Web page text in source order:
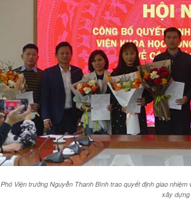
Phó Viện trưởng Nguyễn Thanh Bình trao quyết định giao
xây dựng